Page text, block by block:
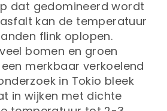
dat gedomineerd wordt
kan de temperatuur
flink oplopen.
bomen en groen
merkbaar verkoelend
in Tokio bleek
in wijken met dichte